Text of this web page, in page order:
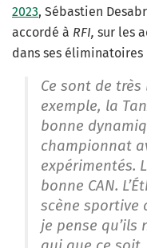
2023, Sébastien
accordé à RFI, sur les
dans ses éliminatoires
Ce sont de
exemple, la
bonne
championnat
expérimentés.
bonne CAN.
scène sportive
je pense qu’ils